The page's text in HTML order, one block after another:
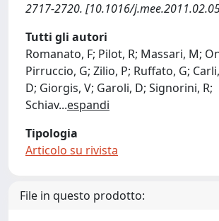
2717-2720. [10.1016/
Tutti gli autori
Romanato, F; Pilot, R; Massari, M;
Pirruccio, G; Zilio, P; Ruffato, G;
D; Giorgis, V; Garoli, D; Signorini, R;
Schiav...espandi
Tipologia
Articolo su rivista
File in questo prodotto: